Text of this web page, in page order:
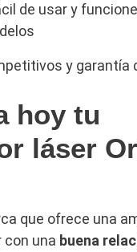
de usar y
y garantía
hoy tu
láser
que ofrece una
con una buena